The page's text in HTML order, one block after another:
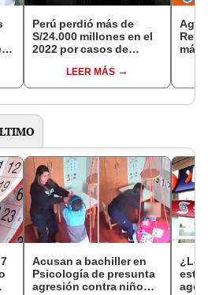
Perú perdió más de
S/24.000 millones en el
2022 por casos de
ContraloríaLEER MÁS
más
Acusan a bachiller en
Psicología de presunta
agresión contra niño
este